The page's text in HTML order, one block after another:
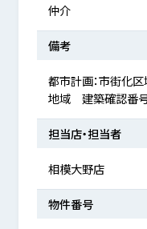
仲介
備考
都市計画：市街化
地域 建築確認番
担当店・担当者
相模大野店
物件番号